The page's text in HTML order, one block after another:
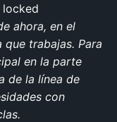
ahora, en el
trabajas. Para
en la parte
de la línea de
con